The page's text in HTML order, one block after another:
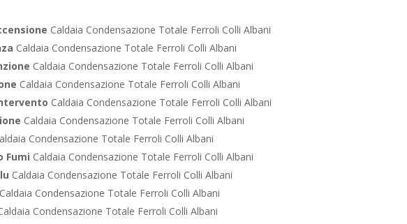
Caldaia Condensazione Totale Ferroli Colli Albani
Caldaia Condensazione Totale Ferroli Colli Albani
Caldaia Condensazione Totale Ferroli Colli Albani
Caldaia Condensazione Totale Ferroli Colli Albani
Caldaia Condensazione Totale Ferroli Colli Albani
Caldaia Condensazione Totale Ferroli Colli Albani
Condensazione Totale Ferroli Colli Albani
Fumi Caldaia Condensazione Totale Ferroli Colli Albani
Caldaia Condensazione Totale Ferroli Colli Albani
Caldaia Condensazione Totale Ferroli Colli Albani
Condensazione Totale Ferroli Colli Albani